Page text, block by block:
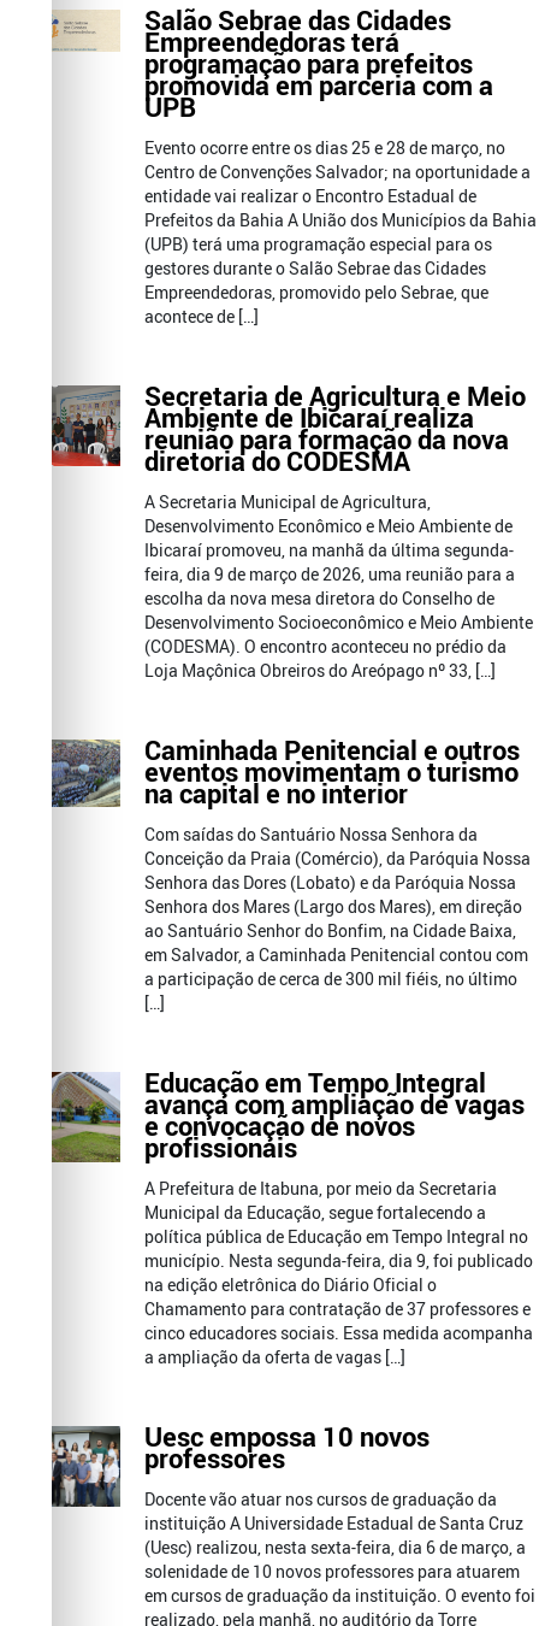
Salão Sebrae das Cidades
Empreendedoras terá
programação para prefeitos
promovida em parceria com a
UPB
Evento ocorre entre os dias 25 e 28 de março, no
Centro de Convenções Salvador; na oportunidade a
entidade vai realizar o Encontro Estadual de
Prefeitos da Bahia A União dos Municípios da Bahia
(UPB) terá uma programação especial para os
gestores durante o Salão Sebrae das Cidades
Empreendedoras, promovido pelo Sebrae, que
acontece de […]
Secretaria de Agricultura e Meio
Ambiente de Ibicaraí realiza
reunião para formação da nova
diretoria do CODESMA
A Secretaria Municipal de Agricultura,
Desenvolvimento Econômico e Meio Ambiente de
Ibicaraí promoveu, na manhã da última segunda-
feira, dia 9 de março de 2026, uma reunião para a
escolha da nova mesa diretora do Conselho de
Desenvolvimento Socioeconômico e Meio Ambiente
(CODESMA). O encontro aconteceu no prédio da
Loja Maçônica Obreiros do Areópago nº 33, […]
Caminhada Penitencial e outros
eventos movimentam o turismo
na capital e no interior
Com saídas do Santuário Nossa Senhora da
Conceição da Praia (Comércio), da Paróquia Nossa
Senhora das Dores (Lobato) e da Paróquia Nossa
Senhora dos Mares (Largo dos Mares), em direção
ao Santuário Senhor do Bonfim, na Cidade Baixa,
em Salvador, a Caminhada Penitencial contou com
a participação de cerca de 300 mil fiéis, no último
[…]
Educação em Tempo Integral
avança com ampliação de vagas
e convocação de novos
profissionais
A Prefeitura de Itabuna, por meio da Secretaria
Municipal da Educação, segue fortalecendo a
política pública de Educação em Tempo Integral no
município. Nesta segunda-feira, dia 9, foi publicado
na edição eletrônica do Diário Oficial o
Chamamento para contratação de 37 professores e
cinco educadores sociais. Essa medida acompanha
a ampliação da oferta de vagas […]
Uesc empossa 10 novos
professores
Docente vão atuar nos cursos de graduação da
instituição A Universidade Estadual de Santa Cruz
(Uesc) realizou, nesta sexta-feira, dia 6 de março, a
solenidade de 10 novos professores para atuarem
em cursos de graduação da instituição. O evento foi
realizado, pela manhã, no auditório da Torre